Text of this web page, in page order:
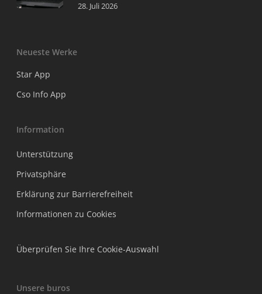
28. Juli 2026
Neueste Werke
Star App
Cso Info App
Information
Unterstützung
Privatsphäre
Erklärung zur Barrierefreiheit
Informationen zu Cookies
Überprüfen Sie Ihre Cookie-Auswahl
Unsere buros